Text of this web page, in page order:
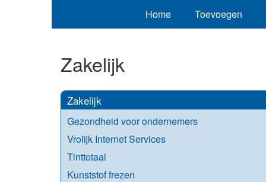
Home Toevoegen
Zakelijk
Zakelijk
Gezondheid voor ondernemers
Vrolijk Internet Services
Tinttotaal
Kunststof frezen